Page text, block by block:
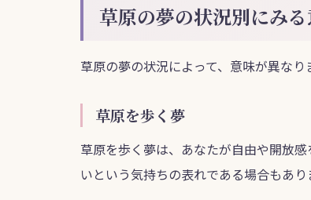
草原の夢の状況別にみ
草原の夢の状況によって、意味が異なり
草原を歩く夢
草原を歩く夢は、あなたが自由や開放
いという気持ちの表れである場合もあり